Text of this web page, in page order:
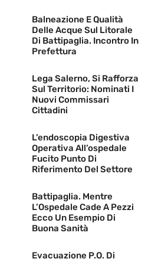
Balneazione E Qualità
Delle Acque Sul Litorale
Di Battipaglia. Incontro In
Prefettura
Lega Salerno, Si Rafforza
Sul Territorio: Nominati I
Nuovi Commissari
Cittadini
L’endoscopia Digestiva
Operativa All’ospedale
Fucito Punto Di
Riferimento Del Settore
Battipaglia. Mentre
L’Ospedale Cade A Pezzi
Ecco Un Esempio Di
Buona Sanità
Evacuazione P.O. Di